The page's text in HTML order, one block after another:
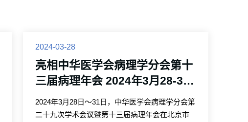
2024-03-28
亮相中华医学会病理学分会第十
三届病理年会 2024年3月28-31
日
2024年3月28日～31日，中华医学会病理学分会第
二十九次学术会议暨第十三届病理年会在北京市